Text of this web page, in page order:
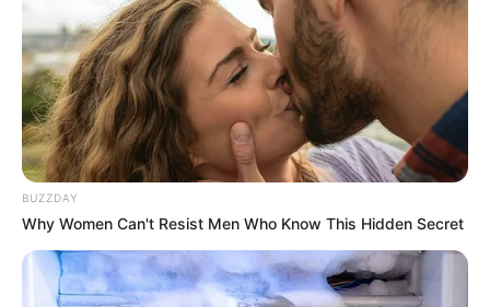
BUZZDAY
Why Women Can't Resist Men Who Know This Hidden Secret